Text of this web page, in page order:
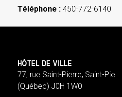
Téléphone : 450-772-6140
HÔTEL DE VILLE
77, rue Saint-Pierre, Saint-Pie
(Québec) J0H 1W0